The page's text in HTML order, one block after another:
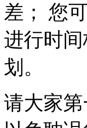
差； 您
进行时
划。
请大家